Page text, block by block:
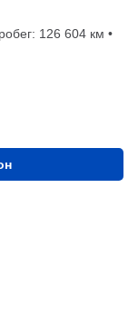
126 604 км •